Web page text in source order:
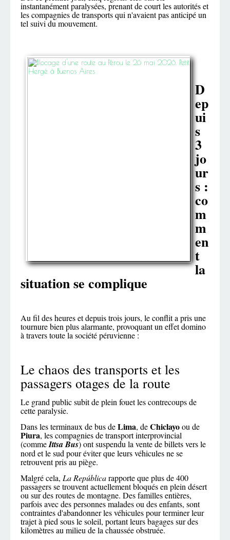
instantanément paralysées, prenant de court les autorités et
les compagnies de transports qui n'avaient pas anticipé un
tel suivi du mouvement.
D
ep
ui
s
3
jo
ur
s :
co
m
m
en
t
la
situation se complique
Au fil des heures et depuis trois jours, le conflit a pris une
tournure bien plus alarmante, provoquant un effet domino
à travers toute la société péruvienne :
Le chaos des transports et les
passagers otages de la route
Le grand public subit de plein fouet les contrecoups de
cette paralysie.
Dans les terminaux de bus deLima, deChiclayoou de
Piura, les compagnies de transport interprovincial
(commeIttsa Bus) ont suspendu la vente de billets vers le
nord et le sud pour éviter que leurs véhicules ne se
retrouvent pris au piège.
Malgré cela, La Repúblicarapporte que plus de 400
passagers se trouvent actuellement bloqués en plein désert
ou sur des routes de montagne. Des familles entières,
parfois avec des personnes malades ou des enfants, sont
contraintes d'abandonner les véhicules pour terminer leur
trajet à pied sous le soleil, portant leurs bagages sur des
kilomètres au milieu de la chaussée obstruée.